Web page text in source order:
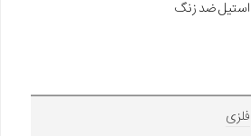
استیل ضد زنگ
فلزی